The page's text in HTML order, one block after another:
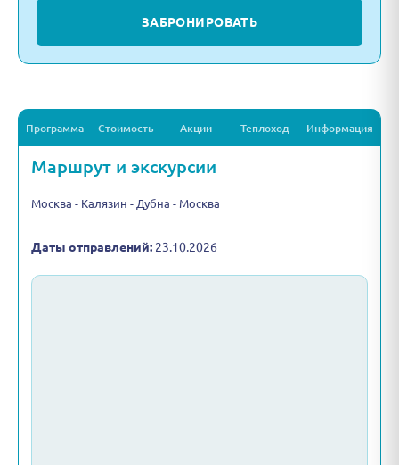
ЗАБРОНИРОВАТЬ
Программа Стоимость Акции Теплоход Информация
Маршрут и экскурсии
Москва - Калязин - Дубна - Москва
Даты отправлений: 23.10.2026